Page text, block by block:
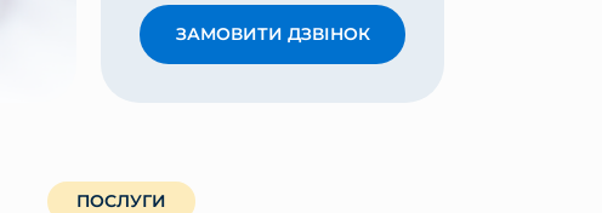
ЗАМОВИТИ ДЗВІНОК
ПОСЛУГИ